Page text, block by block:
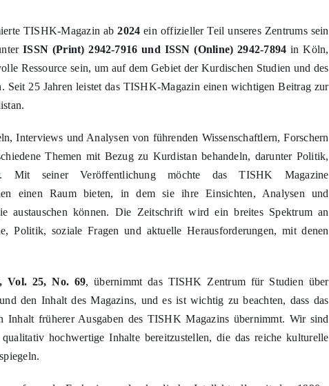
TISHK-Magazin ab2024 ein offizieller Teil unseres Zentrums sein
ISSN (Print) 2942-7916 und ISSN (Online) 2942-7894in Köln,
Ressource sein, um auf dem Gebiet der Kurdischen Studien und des
25 Jahren leistet das TISHK-Magazin einen wichtigen Beitrag zur
Interviews und Analysen von führenden Wissenschaftlern, Forschern
Themen mit Bezug zu Kurdistan behandeln, darunter Politik,
Mit seiner Veröffentlichung möchte das TISHK Magazine
einen Raum bieten, in dem sie ihre Einsichten, Analysen und
austauschen können. Die Zeitschrift wird ein breites Spektrum an
Politik, soziale Fragen und aktuelle Herausforderungen, mit denen
Vol. 25, No. 69, übernimmt das TISHK Zentrum für Studien über
den Inhalt des Magazins, und es ist wichtig zu beachten, dass das
früherer Ausgaben des TISHK Magazins übernimmt. Wir sind
hochwertige Inhalte bereitzustellen, die das reiche kulturelle